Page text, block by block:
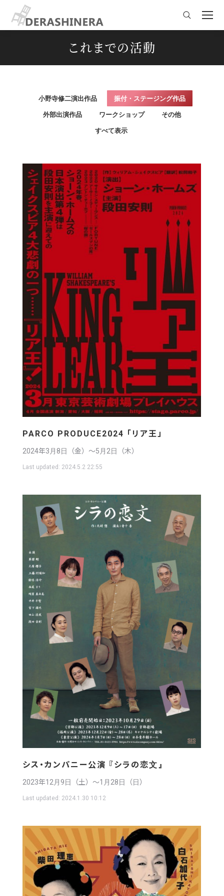
Search:
これまでの活動
すべて表示
小野寺修二演出作品 振付・ステージング作品
外部出演作品 ワークショップ その他
PARCO PRODUCE2024 「リア王」
2024年3月8日（金）〜5月2日（木）
Last updated: 2024.5.2 22:55
シス・カンパニー公演 『シラの恋文』
2023年12月9日（土）〜1月28日（日）
Last updated: 2024.1.30 10:12